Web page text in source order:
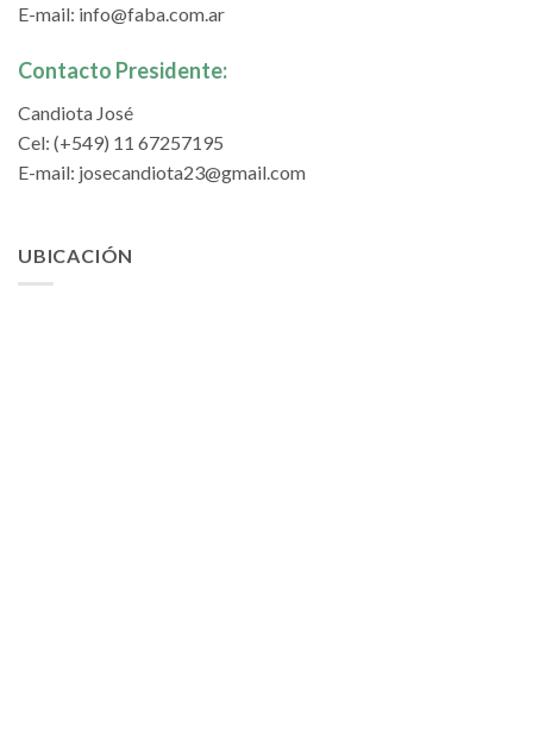
E-mail: info@faba.com.ar
Contacto Presidente:
Candiota José
Cel: (+549) 11 67257195
E-mail: josecandiota23@gmail.com
UBICACIÓN